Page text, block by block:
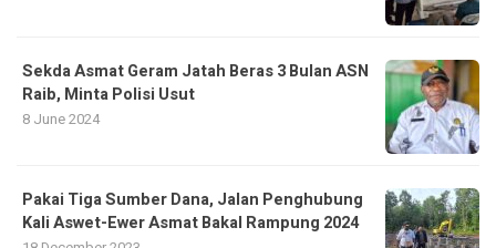
Sekda Asmat Geram Jatah Beras 3 Bulan ASN
Raib, Minta Polisi Usut
8 June 2024
Pakai Tiga Sumber Dana, Jalan Penghubung
Kali Aswet-Ewer Asmat Bakal Rampung 2024